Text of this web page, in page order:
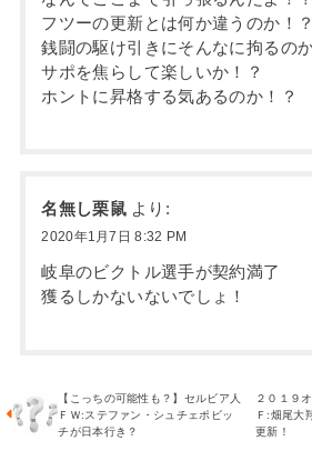
フツーの更新とは何か違うのか！？
銭闘の駆け引きにそんなに拘るの
サポを焦らして楽しいか！？
ホントに昇格する気あるのか！？
名無し栗鼠 より:
2020年1月7日 8:32 PM
岐阜のビクトル選手が契約満了
獲るしかないないでしょ！
【こっちの可能性も？】セルビア人
ＦＷ:ステファン・シュチェポビッ
チが日本行き？
２０１９
Ｆ:畑尾大
更新！